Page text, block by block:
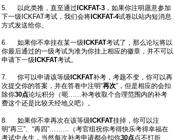
5. 以此类推，直至通过 ICKFAT-3 ，如果你注明愿意参加
下一级ICKFAT考试，我们会将 ICKFAT-4试卷以站内短消息
方式发送给你。
6. 如果你不幸挂在某一级 ICKFAT考试了，那么论坛将以
你最后通过的一级考试为准为你挂上相应的徽章，并不可以
申请下一级 ICKFAT考试。
7. 你可以申请该等级 ICKFAT补考，考题不变，你可以再
次提交你的答案，并在答卷中注明“再次”，但是相应的会扣
除你30点论坛积分（呃……补考收取个合理范围内的补考
费这个还是比较天经地义吧）。
8. 如果你不幸再次在该等级 ICKFAT挂掉，你可以注
明“再三”、“再四”………（考官组祝你考得快乐考得幸福在
考试中永生，当然每次补考申请都会扣你30点点不打折